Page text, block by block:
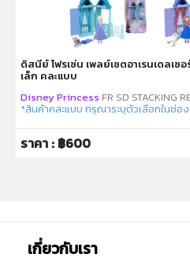
ดิสนีย์ โฟรเซ่น เพลย์เซตอาเรนเดลเ
เล็ก คละแบบ
Disney Princess FR SD STACKING
*สินค้าคละแบบ กรุณาระบุตัวเลือกในช่อ
ราคา : ฿600
เกี่ยวกับเรา